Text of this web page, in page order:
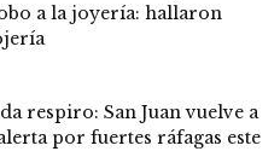
a la joyería: hallaron
respiro: San Juan vuelve a
por fuertes ráfagas este